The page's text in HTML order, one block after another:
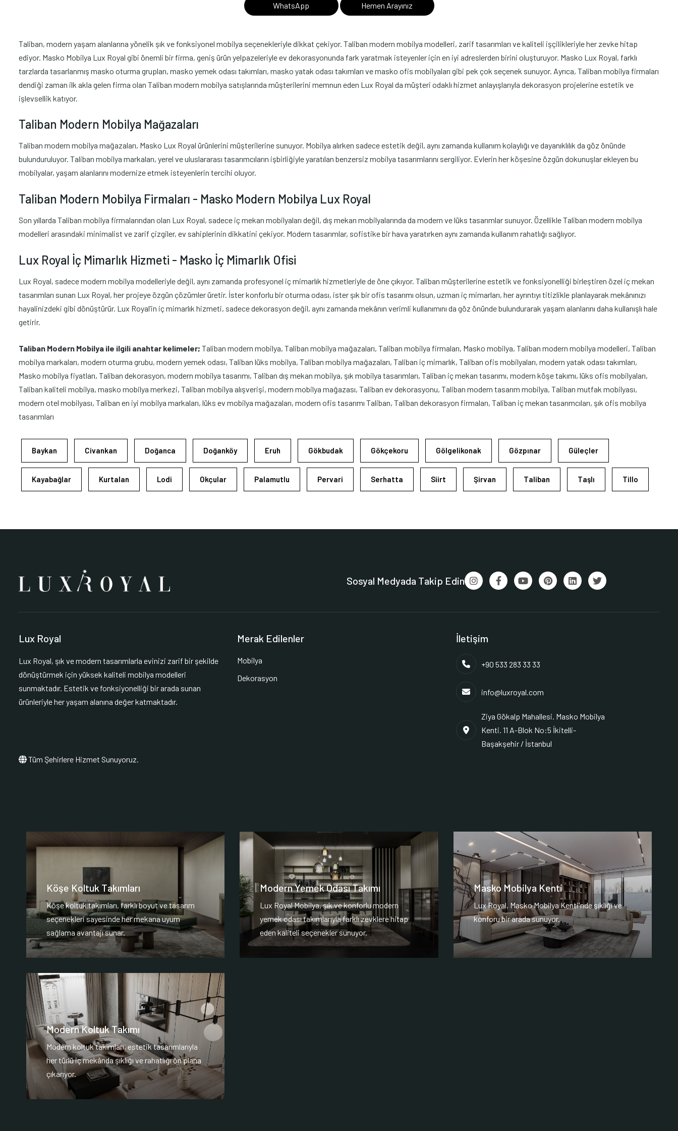
WhatsApp Hemen Arayınız
Taliban, modern yaşam alanlarına yönelik şık ve fonksiyonel mobilya seçenekleriyle dikkat çekiyor. Taliban modern mobilya modelleri, zarif tasarımları ve kaliteli işçilikleriyle her zevke hitap
ediyor. Masko Mobilya Lux Royal gibi önemli bir firma, geniş ürün yelpazeleriyle ev dekorasyonunda fark yaratmak isteyenler için en iyi adreslerden birini oluşturuyor. Masko Lux Royal, farklı
tarzlarda tasarlanmış masko oturma grupları, masko yemek odası takımları, masko yatak odası takımları ve masko ofis mobilyaları gibi pek çok seçenek sunuyor. Ayrıca, Taliban mobilya firmaları
dendiği zaman ilk akla gelen firma olan Taliban modern mobilya satışlarında müşterilerini memnun eden Lux Royal da müşteri odaklı hizmet anlayışlarıyla dekorasyon projelerine estetik ve
işlevsellik katıyor.
Taliban Modern Mobilya Mağazaları
Taliban modern mobilya mağazaları, Masko Lux Royal ürünlerini müşterilerine sunuyor. Mobilya alırken sadece estetik değil, aynı zamanda kullanım kolaylığı ve dayanıklılık da göz önünde
bulunduruluyor. Taliban mobilya markaları, yerel ve uluslararası tasarımcıların işbirliğiyle yaratılan benzersiz mobilya tasarımlarını sergiliyor. Evlerin her köşesine özgün dokunuşlar ekleyen bu
mobilyalar, yaşam alanlarını modernize etmek isteyenlerin tercihi oluyor.
Taliban Modern Mobilya Firmaları - Masko Modern Mobilya Lux Royal
Son yıllarda Taliban mobilya firmalarından olan Lux Royal, sadece iç mekan mobilyaları değil, dış mekan mobilyalarında da modern ve lüks tasarımlar sunuyor. Özellikle Taliban modern mobilya
modelleri arasındaki minimalist ve zarif çizgiler, ev sahiplerinin dikkatini çekiyor. Modern tasarımlar, sofistike bir hava yaratırken aynı zamanda kullanım rahatlığı sağlıyor.
Lux Royal İç Mimarlık Hizmeti - Masko İç Mimarlık Ofisi
Lux Royal, sadece modern mobilya modelleriyle değil, aynı zamanda profesyonel iç mimarlık hizmetleriyle de öne çıkıyor. Taliban müşterilerine estetik ve fonksiyonelliği birleştiren özel iç mekan
tasarımları sunan Lux Royal, her projeye özgün çözümler üretir. İster konforlu bir oturma odası, ister şık bir ofis tasarımı olsun, uzman iç mimarları, her ayrıntıyı titizlikle planlayarak mekânınızı
hayalinizdeki gibi dönüştürür. Lux Royal’in iç mimarlık hizmeti, sadece dekorasyon değil, aynı zamanda mekânın verimli kullanımını da göz önünde bulundurarak yaşam alanlarını daha kullanışlı hale
getirir.
Taliban Modern Mobilya ile ilgili anahtar kelimeler; Taliban modern mobilya, Taliban mobilya mağazaları, Taliban mobilya firmaları, Masko mobilya, Taliban modern mobilya modelleri, Taliban
mobilya markaları, modern oturma grubu, modern yemek odası, Taliban lüks mobilya, Taliban mobilya mağazaları, Taliban iç mimarlık, Taliban ofis mobilyaları, modern yatak odası takımları,
Masko mobilya fiyatları, Taliban dekorasyon, modern mobilya tasarımı, Taliban dış mekan mobilya, şık mobilya tasarımları, Taliban iç mekan tasarımı, modern köşe takımı, lüks ofis mobilyaları,
Taliban kaliteli mobilya, masko mobilya merkezi, Taliban mobilya alışverişi, modern mobilya mağazası, Taliban ev dekorasyonu, Taliban modern tasarım mobilya, Taliban mutfak mobilyası,
modern otel mobilyası, Taliban en iyi mobilya markaları, lüks ev mobilya mağazaları, modern ofis tasarımı Taliban, Taliban dekorasyon firmaları, Taliban iç mekan tasarımcıları, şık ofis mobilya
tasarımları
Baykan Civankan Doğanca Doğanköy Eruh Gökbudak Gökçekoru Gölgelikonak Gözpınar Güleçler
Kayabağlar Kurtalan Lodi Okçular Palamutlu Pervari Serhatta Siirt Şirvan Taliban Taşlı Tillo
Sosyal Medyada Takip Edin
Lux Royal
Lux Royal, şık ve modern tasarımlarla evinizi zarif bir şekilde
dönüştürmek için yüksek kaliteli mobilya modelleri
sunmaktadır. Estetik ve fonksiyonelliği bir arada sunan
ürünleriyle her yaşam alanına değer katmaktadır.
Tüm Şehirlere Hizmet Sunuyoruz.
Merak Edilenler
Mobilya
Dekorasyon
İletişim
+90 533 283 33 33
info@luxroyal.com
Ziya Gökalp Mahallesi. Masko Mobilya
Kenti. 11 A-Blok No:5 İkitelli-
Başakşehir / İstanbul
Köşe Koltuk Takımları
Köşe koltuk takımları, farklı boyut ve tasarım
seçenekleri sayesinde her mekana uyum
sağlama avantajı sunar.
Modern Yemek Odası Takımı
Lux Royal Mobilya, şık ve konforlu modern
yemek odası takımlarıyla farklı zevklere hitap
eden kaliteli seçenekler sunuyor.
Masko Mobilya Kenti
Lux Royal, Masko Mobilya Kenti'nde şıklığı ve
konforu bir arada sunuyor.
Modern Koltuk Takımı
Modern koltuk takımları, estetik tasarımlarıyla
her türlü iç mekânda şıklığı ve rahatlığı ön plana
çıkarıyor.